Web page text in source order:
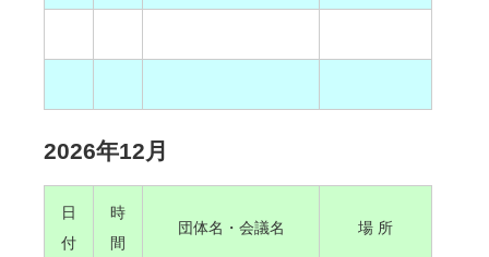
2026年12月
日
付
時
間
団体名・会議名 場 所